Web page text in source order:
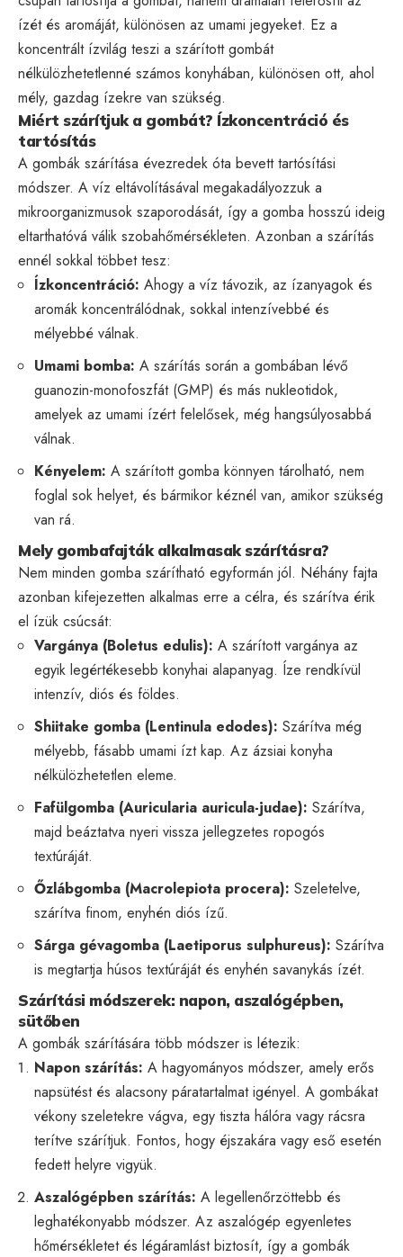
ízét és aromáját, különösen az umami jegyeket. Ez a
koncentrált ízvilág teszi a szárított gombát
nélkülözhetetlenné számos konyhában, különösen ott, ahol
mély, gazdag ízekre van szükség.
Miért szárítjuk a gombát? Ízkoncentráció és
tartósítás
A gombák szárítása évezredek óta bevett tartósítási
módszer. A víz eltávolításával megakadályozzuk a
mikroorganizmusok szaporodását, így a gomba hosszú ideig
eltarthatóvá válik szobahőmérsékleten. Azonban a szárítás
ennél sokkal többet tesz:
Ízkoncentráció: Ahogy a víz távozik, az ízanyagok és
aromák koncentrálódnak, sokkal intenzívebbé és
mélyebbé válnak.
Umami bomba: A szárítás során a gombában lévő
guanozin-monofoszfát (GMP) és más nukleotidok,
amelyek az umami ízért felelősek, még hangsúlyosabbá
válnak.
Kényelem: A szárított gomba könnyen tárolható, nem
foglal sok helyet, és bármikor kéznél van, amikor szükség
van rá.
Mely gombafajták alkalmasak szárításra?
Nem minden gomba szárítható egyformán jól. Néhány fajta
azonban kifejezetten alkalmas erre a célra, és szárítva érik
el ízük csúcsát:
Vargánya (Boletus edulis): A szárított vargánya az
egyik legértékesebb konyhai alapanyag. Íze rendkívül
intenzív, diós és földes.
Shiitake gomba (Lentinula edodes): Szárítva még
mélyebb, fásabb umami ízt kap. Az ázsiai konyha
nélkülözhetetlen eleme.
Fafülgomba (Auricularia auricula-judae): Szárítva,
majd beáztatva nyeri vissza jellegzetes ropogós
textúráját.
Őzlábgomba (Macrolepiota procera): Szeletelve,
szárítva finom, enyhén diós ízű.
Sárga gévagomba (Laetiporus sulphureus): Szárítva
is megtartja húsos textúráját és enyhén savanykás ízét.
Szárítási módszerek: napon, aszalógépben,
sütőben
A gombák szárítására több módszer is létezik:
Napon szárítás: A hagyományos módszer, amely erős
napsütést és alacsony páratartalmat igényel. A gombákat
vékony szeletekre vágva, egy tiszta hálóra vagy rácsra
terítve szárítjuk. Fontos, hogy éjszakára vagy eső esetén
fedett helyre vigyük.
Aszalógépben szárítás: A legellenőrzöttebb és
leghatékonyabb módszer. Az aszalógép egyenletes
hőmérsékletet és légáramlást biztosít, így a gombák